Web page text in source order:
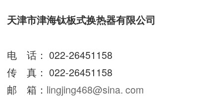
天津市津海钛板式换热器有限公司
电 话： 022-26451158
传 真： 022-26451158
邮 箱： lingjing468@sina. com